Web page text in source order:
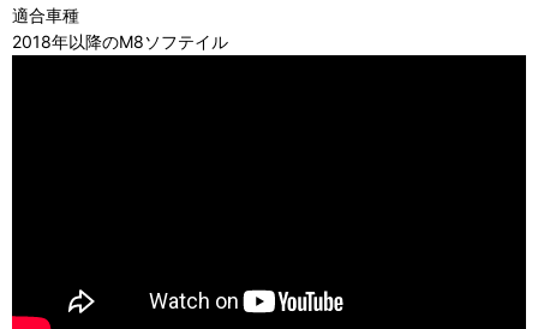
適合車種
2018年以降のM8ソフテイル